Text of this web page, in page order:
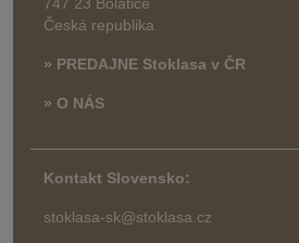
Česká republika
» PREDAJNE Stoklasa v ČR
» O NÁS
Kontakt Slovensko:
stoklasa-sk@stoklasa.cz